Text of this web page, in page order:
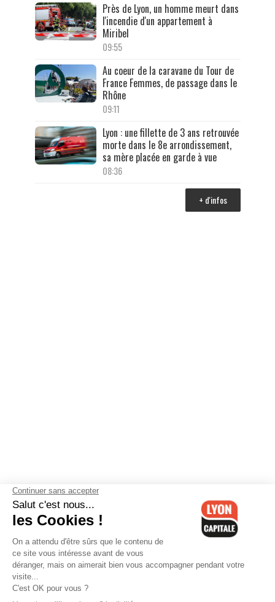
Près de Lyon, un homme meurt dans
l'incendie d'un appartement à
Miribel
09:55
Au coeur de la caravane du Tour de
France Femmes, de passage dans le
Rhône
09:11
Lyon : une fillette de 3 ans retrouvée
morte dans le 8e arrondissement,
sa mère placée en garde à vue
08:36
+ d'infos